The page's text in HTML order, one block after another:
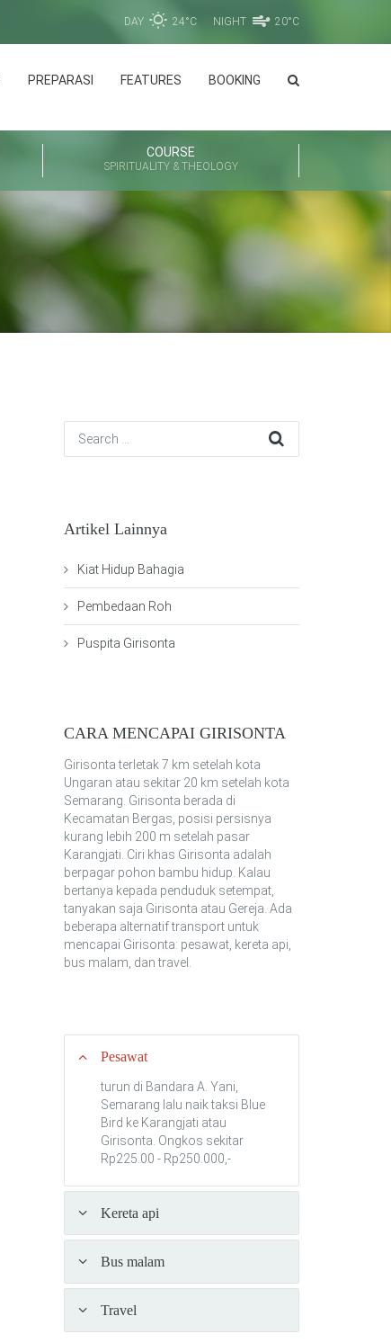
DAY 24°C NIGHT 20°C
PREPARASI FEATURES BOOKING
COURSE
SPIRITUALITY & THEOLOGY
Artikel Lainnya
Kiat Hidup Bahagia
Pembedaan Roh
Puspita Girisonta
CARA MENCAPAI GIRISONTA
Girisonta terletak 7 km setelah kota
Ungaran atau sekitar 20 km setelah kota
Semarang. Girisonta berada di
Kecamatan Bergas, posisi persisnya
kurang lebih 200 m setelah pasar
Karangjati. Ciri khas Girisonta adalah
berpagar pohon bambu hidup. Kalau
bertanya kepada penduduk setempat,
tanyakan saja Girisonta atau Gereja. Ada
beberapa alternatif transport untuk
mencapai Girisonta: pesawat, kereta api,
bus malam, dan travel.
Pesawat
turun di Bandara A. Yani,
Semarang lalu naik taksi Blue
Bird ke Karangjati atau
Girisonta. Ongkos sekitar
Rp225.00 - Rp250.000,-
Kereta api
Bus malam
Travel